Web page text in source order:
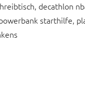
decathlon
starthilfe,